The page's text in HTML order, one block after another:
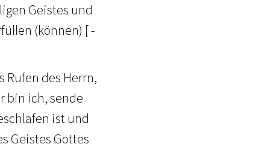
Geistes und
(können) [ -
Rufen des Herrn,
bin ich, sende
ist und
Geistes Gottes